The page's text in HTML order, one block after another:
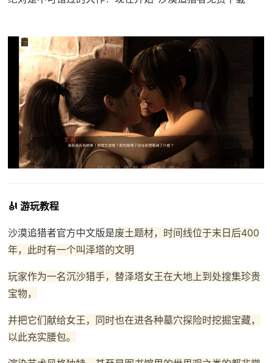
🎻 游玩教程
沙漠追猎者官方中文版是废土题材，时间线位于末日后400
年，此时有一个叫泽塔的文明
玩家作为一名沉沙猎手，替泽塔女王在大地上到处搜集珍贵
宝物，
并把它们献给女王，同时也在进各种墓穴探险时挖掘宝藏，
以此充实腰包。